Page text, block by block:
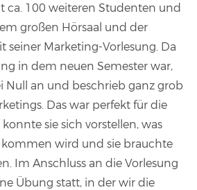
ca. 100 weiteren Studenten und
großen Hörsaal und der
seiner Marketing-Vorlesung. Da
in dem neuen Semester war,
Null an und beschrieb ganz grob
Das war perfekt für die
sie sich vorstellen, was
wird und sie brauchte
Im Anschluss an die Vorlesung
Übung statt, in der wir die